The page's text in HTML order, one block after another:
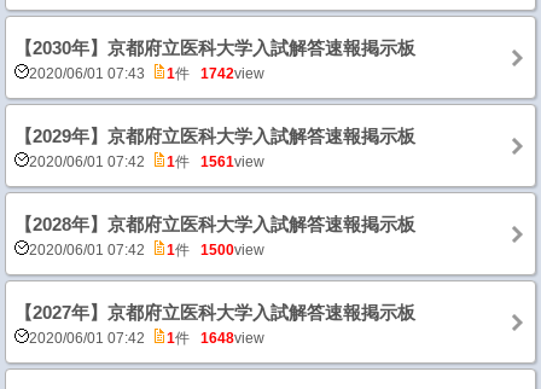
【2030年】京都府立医科大学入試解答速報掲示板
2020/06/01 07:43 1件 1742view
【2029年】京都府立医科大学入試解答速報掲示板
2020/06/01 07:42 1件 1561view
【2028年】京都府立医科大学入試解答速報掲示板
2020/06/01 07:42 1件 1500view
【2027年】京都府立医科大学入試解答速報掲示板
2020/06/01 07:42 1件 1648view